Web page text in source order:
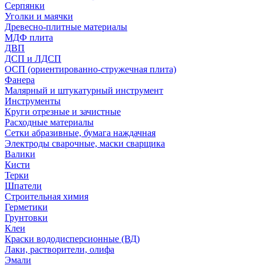
Серпянки
Уголки и маячки
Древесно-плитные материалы
МДФ плита
ДВП
ДСП и ЛДСП
ОСП (ориентированно-стружечная плита)
Фанера
Малярный и штукатурный инструмент
Инструменты
Круги отрезные и зачистные
Расходные материалы
Сетки абразивные, бумага наждачная
Электроды сварочные, маски сварщика
Валики
Кисти
Терки
Шпатели
Строительная химия
Герметики
Грунтовки
Клеи
Краски вододисперсионные (ВД)
Лаки, растворители, олифа
Эмали